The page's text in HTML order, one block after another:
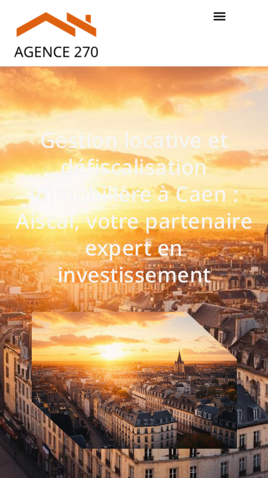
Gestion locative et
défiscalisation
immobilière à Caen :
Aiscal, votre partenaire
expert en
investissement